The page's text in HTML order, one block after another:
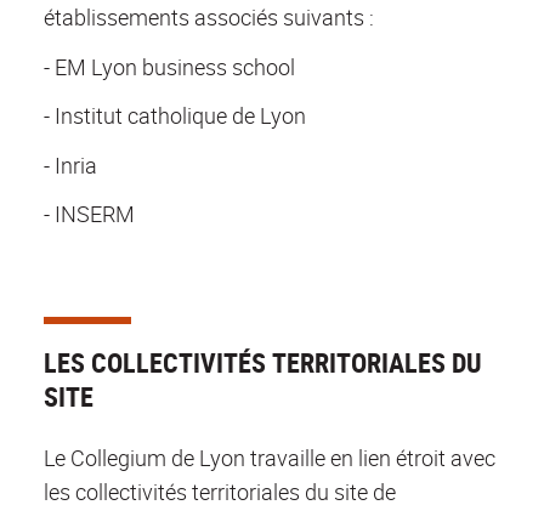
établissements associés suivants :
- EM Lyon business school
- Institut catholique de Lyon
- Inria
- INSERM
LES COLLECTIVITÉS TERRITORIALES DU
SITE
Le Collegium de Lyon travaille en lien étroit avec
les collectivités territoriales du site de